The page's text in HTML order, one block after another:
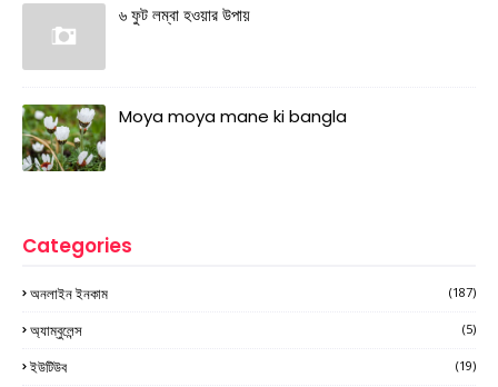
৬ ফুট লম্বা হওয়ার উপায়
Moya moya mane ki bangla
Categories
অনলাইন ইনকাম (187)
অ্যাম্বুলেন্স (5)
ইউটিউব (19)